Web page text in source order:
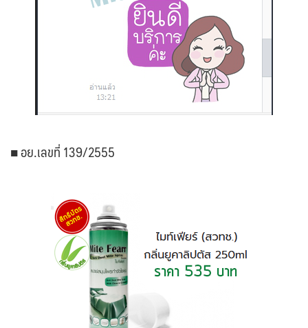
■ อย.เลขที่ 139/2555